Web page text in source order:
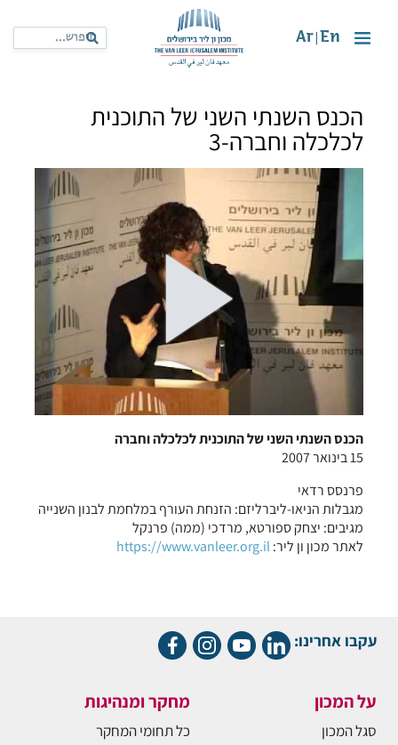
En
Ar
הכנס השנתי השני של התוכנית
לכלכלה וחברה-3
הכנס השנתי השני של התוכנית לכלכלה וחברה
15 בינואר 2007
פרנסס רדאי
מגבלות הניאו-ליברליזם: הזנחת העורף במלחמת לבנון השנייה
מגיבים: יצחק ספורטא, מרדכי (ממה) פרנקל
לאתר מכון ון ליר:https://www.vanleer.org.il
עקבו אחרינו:
על המכון
סגל המכון
מחקר ומנהיגות
כל תחומי המחקר